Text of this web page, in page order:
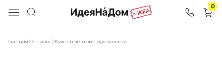
0
Главная Каталог Кухонные принадлежности